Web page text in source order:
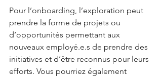
Pour l’onboarding, l’exploration peut
prendre la forme de projets ou
d’opportunités permettant aux
nouveaux employé.e.s de prendre des
initiatives et d’être reconnus pour leurs
efforts. Vous pourriez également